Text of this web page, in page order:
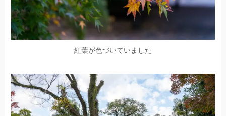
紅葉が色づいていました